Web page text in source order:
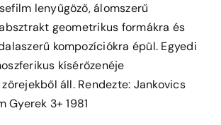
lenyűgöző, álomszerű
geometrikus formákra és
kompozíciókra épül. Egyedi
kísérőzenéje
áll. Rendezte: Jankovics
Gyerek 3+ 1981